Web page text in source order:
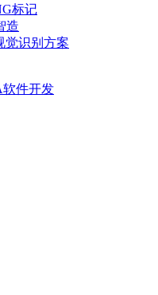
标记
造
觉识别方案
软件开发